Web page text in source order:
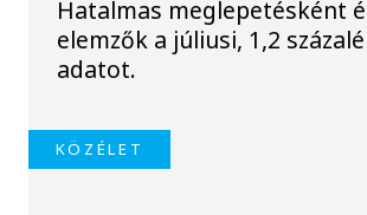
Hatalmas meglepetésként
elemzők a júliusi, 1,2
adatot.
KÖZÉLET